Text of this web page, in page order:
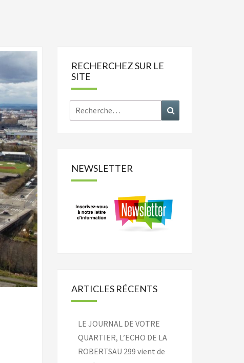
RECHERCHEZ SUR LE
SITE
Rechercher :
NEWSLETTER
ARTICLES RÉCENTS
LE JOURNAL DE VOTRE
QUARTIER, L’ECHO DE LA
ROBERTSAU 299 vient de